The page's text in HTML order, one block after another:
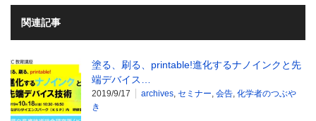
関連記事
塗る、刷る、printable!進化するナノインクと先
端デバイス…
2019/9/17 archives セミナー 会告 化学者のつぶや
き